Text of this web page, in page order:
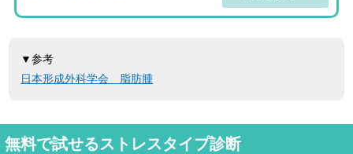
▼参考
日本形成外科学会 脂肪腫
無料で試せるストレスタイプ診断